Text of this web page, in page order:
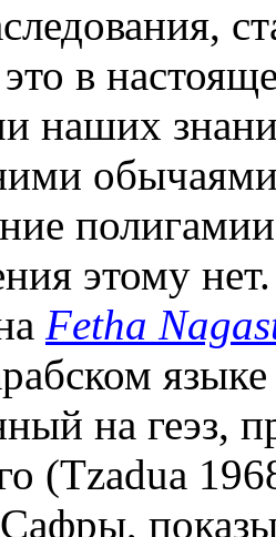
в
наших
этому
Fetha
на геэз,
(Tzadua